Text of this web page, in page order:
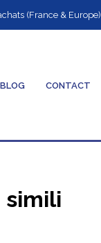
(France & Europe)
BLOG CONTACT
simili